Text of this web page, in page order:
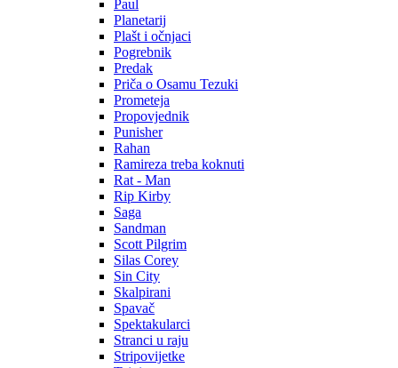
Paul
Planetarij
Plašt i očnjaci
Pogrebnik
Predak
Priča o Osamu Tezuki
Prometeja
Propovjednik
Punisher
Rahan
Ramireza treba koknuti
Rat - Man
Rip Kirby
Saga
Sandman
Scott Pilgrim
Silas Corey
Sin City
Skalpirani
Spavač
Spektakularci
Stranci u raju
Stripovijetke